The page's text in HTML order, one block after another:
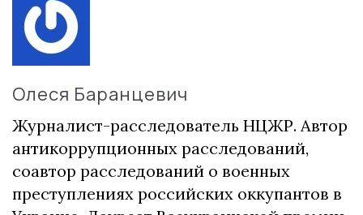
Олеся Баранцевич
Журналист-расследователь НЦЖР. Автор
антикоррупционных расследований,
соавтор расследований о военных
преступлениях российских оккупантов в